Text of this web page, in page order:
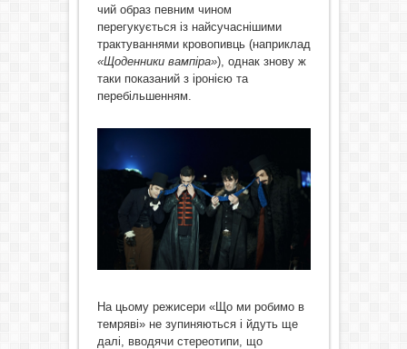
чий образ певним чином
перегукується із найсучаснішими
трактуваннями кровопивць (наприклад
«Щоденники вампіра»), однак знову ж
таки показаний з іронією та
перебільшенням.
На цьому режисери «Що ми робимо в
темряві» не зупиняються і йдуть ще
далі, вводячи стереотипи, що